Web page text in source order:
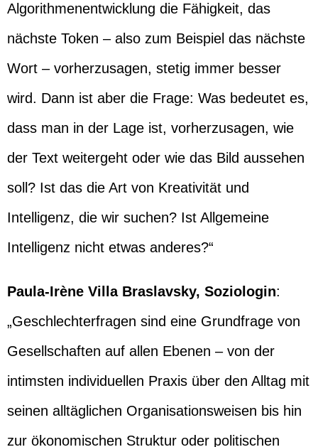
Algorithmenentwicklung die Fähigkeit, das
nächste Token – also zum Beispiel das nächste
Wort – vorherzusagen, stetig immer besser
wird. Dann ist aber die Frage: Was bedeutet es,
dass man in der Lage ist, vorherzusagen, wie
der Text weitergeht oder wie das Bild aussehen
soll? Ist das die Art von Kreativität und
Intelligenz, die wir suchen? Ist Allgemeine
Intelligenz nicht etwas anderes?“
Paula-Irène Villa Braslavsky, Soziologin:
„Geschlechterfragen sind eine Grundfrage von
Gesellschaften auf allen Ebenen – von der
intimsten individuellen Praxis über den Alltag mit
seinen alltäglichen Organisationsweisen bis hin
zur ökonomischen Struktur oder politischen